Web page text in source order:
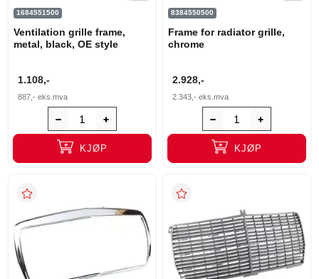
1684551500
Ventilation grille frame,
metal, black, OE style
1.108,-
887,- eks.mva
KJØP
8384550500
Frame for radiator grille,
chrome
2.928,-
2.343,- eks.mva
KJØP